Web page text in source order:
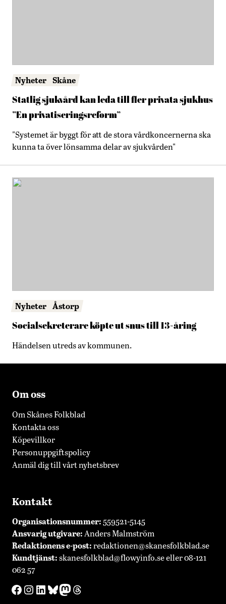
Nyheter Skåne
Statlig sjukvård kan leda till fler privata sjukhus
”En privatiseringsreform”
"Systemet är byggt för att de stora vårdkoncernerna ska
kunna ta över lönsamma delar av sjukvården"
Nyheter Åstorp
Socialsekreterare köpte ut snus till 13-åring
Händelsen utreds av kommunen.
Om oss
Om Skånes Folkblad
Kontakta oss
Köpevillkor
Personuppgiftspolicy
Anmäl dig till vårt nyhetsbrev
Kontakt
Organisationsnummer: 559521-5145
Ansvarig utgivare: Anders Malmström
Redaktionense-post:redaktionen@skanesfolkblad.se
Kundtjänst:skanesfolkblad@flowyinfo.seeller 08-121
062 57
Facebook
Instagram
LinkedIn
Bluesky
Mastodon
Threads